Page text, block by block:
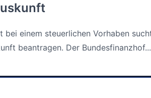
bei einem steuerlichen Vorhaben
beantragen. Der Bundesfinanzhof...